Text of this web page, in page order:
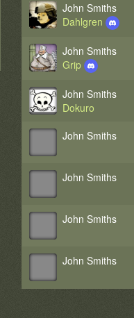
John Smiths
Dahlgren
John Smiths
Grip
John Smiths
Dokuro
John Smiths
John Smiths
John Smiths
John Smiths